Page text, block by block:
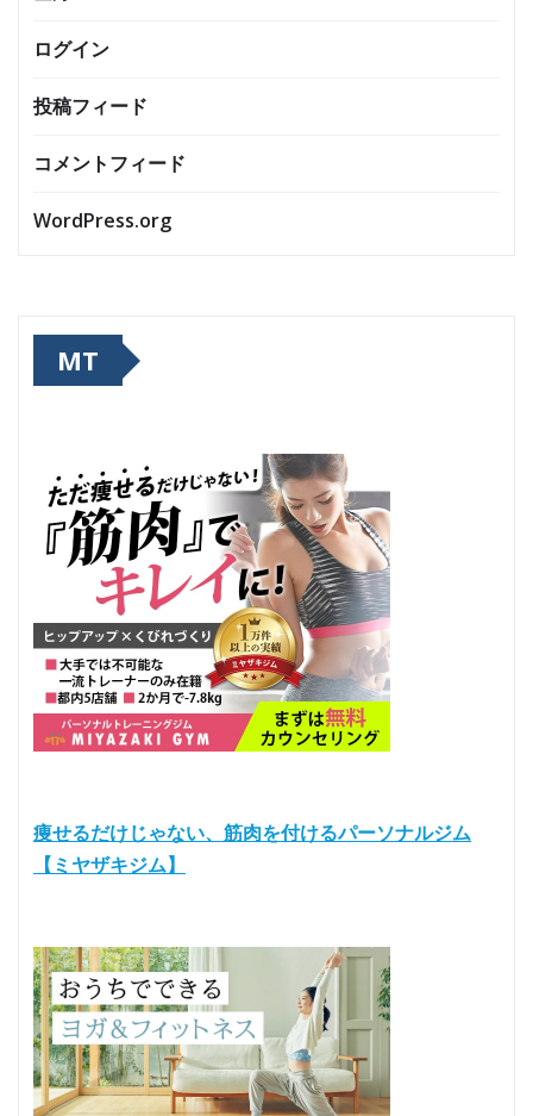
ログイン
投稿フィード
コメントフィード
WordPress.org
MT
痩せるだけじゃない、筋肉を付けるパーソナルジム
【ミヤザキジム】